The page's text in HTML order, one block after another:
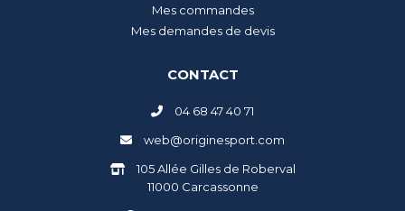
Mes commandes
Mes demandes de devis
CONTACT
04 68 47 40 71
web@originesport.com
105 Allée Gilles de Roberval
11000 Carcassonne